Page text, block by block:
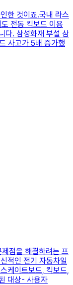
한 것이죠.국내 라스
전동 킥보드 이용
다. 삼성화재 부설 삼
사고가 5배 증가했
점을 해결하려는 프
적인 전기 자동차일
케이트보드, 킥보드,
대상- 사용자